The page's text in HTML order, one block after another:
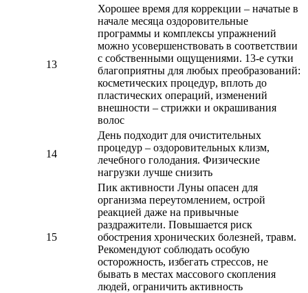
13
Хорошее время для коррекции – начатые в
начале месяца оздоровительные
программы и комплексы упражнений
можно усовершенствовать в соответствии
с собственными ощущениями. 13-е сутки
благоприятны для любых преобразований:
косметических процедур, вплоть до
пластических операций, изменений
внешности – стрижки и окрашивания
волос
14
День подходит для очистительных
процедур – оздоровительных клизм,
лечебного голодания. Физические
нагрузки лучше снизить
15
Пик активности Луны опасен для
организма переутомлением, острой
реакцией даже на привычные
раздражители. Повышается риск
обострения хронических болезней, травм.
Рекомендуют соблюдать особую
осторожность, избегать стрессов, не
бывать в местах массового скопления
людей, ограничить активность